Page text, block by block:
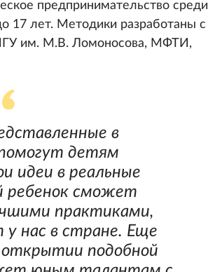
предпринимательство среди
17 лет. Методики разработаны с
им. М.В. Ломоносова, МФТИ,
в
детям
идеи в реальные
сможет
практиками,
нас в стране. Еще
подобной